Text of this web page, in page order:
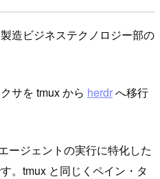
造ビジネステクノロジー部の
サを tmux から herdrへ移行
ージェントの実行に特化した
。tmux と同じくペイン・タ